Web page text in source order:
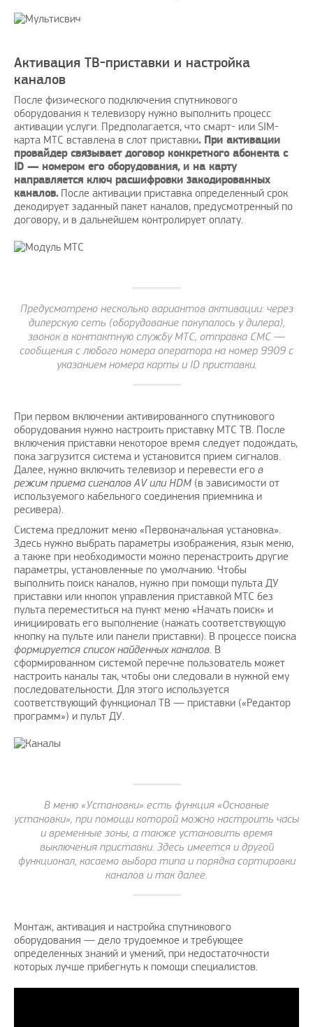
Активация ТВ-приставки и настройка
каналов
После физического подключения спутникового
оборудования к телевизору нужно выполнить процесс
активации услуги. Предполагается, что смарт- или SIM-
карта МТС вставлена в слот приставки. При активации
провайдер связывает договор конкретного абонента с
ID — номером его оборудования, и на карту
направляется ключ расшифровки закодированных
каналов.После активации приставка определенный срок
декодирует заданный пакет каналов, предусмотренный по
договору, и в дальнейшем контролирует оплату.
Предусмотрено несколько вариантов активации: через
дилерскую сеть (оборудование покупалось у дилера),
звонок в контактную службу МТС, отправка СМС —
сообщения с любого номера оператора на номер 9909 с
указанием номера карты и ID приставки.
При первом включении активированного спутникового
оборудования нужно настроить приставку МТС ТВ. После
включения приставки некоторое время следует подождать,
пока загрузится система и установится прием сигналов.
Далее, нужно включить телевизор и перевести его в
режим приема сигналов AV или HDM (в зависимости от
используемого кабельного соединения приемника и
ресивера).
Система предложит меню «Первоначальная установка».
Здесь нужно выбрать параметры изображения, язык меню,
а также при необходимости можно перенастроить другие
параметры, установленные по умолчанию. Чтобы
выполнить поиск каналов, нужно при помощи пульта ДУ
приставки или кнопок управления приставкой МТС без
пульта переместиться на пункт меню «Начать поиск» и
инициировать его выполнение (нажать соответствующую
кнопку на пульте или панели приставки). В процессе поиска
формируется список найденных каналов. В
сформированном системой перечне пользователь может
настроить каналы так, чтобы они следовали в нужной ему
последовательности. Для этого используется
соответствующий функционал ТВ — приставки («Редактор
программ») и пульт ДУ.
В меню «Установки» есть функция «Основные
установки», при помощи которой можно настроить часы
и временные зоны, а также установить время
выключения приставки. Здесь имеется и другой
функционал, касаемо выбора типа и порядка сортировки
каналов и так далее.
Монтаж, активация и настройка спутникового
оборудования — дело трудоемкое и требующее
определенных знаний и умений, при недостаточности
которых лучше прибегнуть к помощи специалистов.